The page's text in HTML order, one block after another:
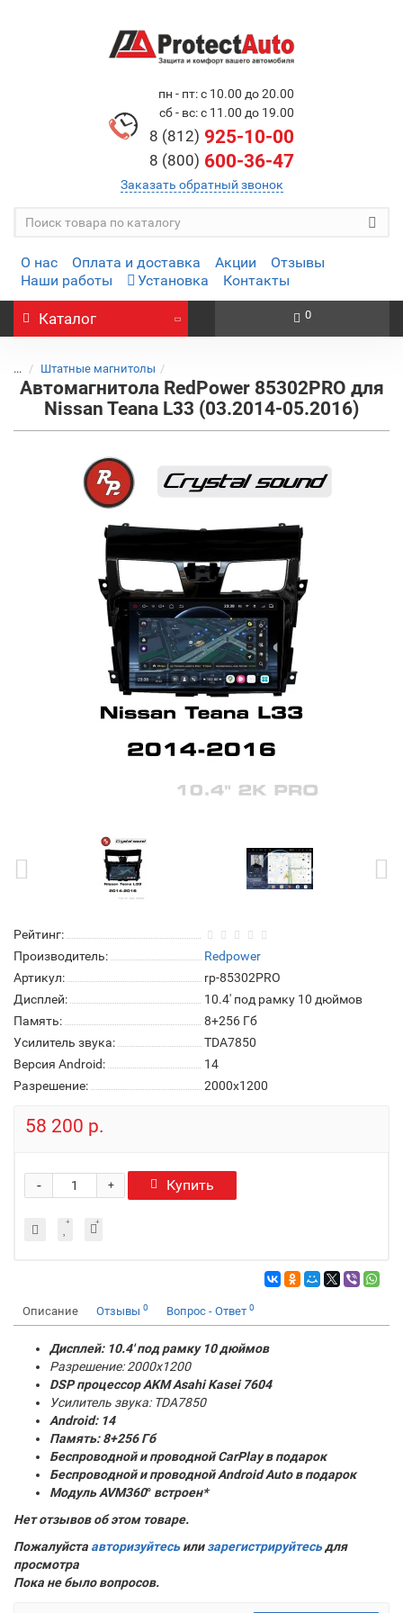
пн - пт: с 10.00 до 20.00
сб - вс: с 11.00 до 19.00
8 (812) 925-10-00
8 (800) 600-36-47
Заказать обратный звонок
О нас Оплата и доставка Акции
Отзывы
Наши работы
Установка Контакты
Каталог 0
... Штатные магнитолы
Автомагнитола RedPower 85302PRO для
Nissan Teana L33 (03.2014-05.2016)
Рейтинг:
Производитель:
Redpower
Артикул:
rp-85302PRO
Дисплей:
10.4' под рамку 10 дюймов
Память:
8+256 Гб
Усилитель звука:
TDA7850
Версия Android:
14
Разрешение:
2000x1200
58 200 р.
+
- Купить
Описание Отзывы 0 Вопрос - Ответ 0
Дисплей: 10.4' под рамку 10 дюймов
Разрешение: 2000x1200
DSP процессор AKM Asahi Kasei 7604
Усилитель звука: TDA7850
Android: 14
Память:8+256 Гб
Беспроводной и проводной CarPlay в подарок
Беспроводной и проводной Android Auto в подарок
Модуль AVM360° встроен*
Нет отзывов об этом товаре.
Пожалуйста авторизуйтесьилизарегистрируйтесьдля
просмотра
Пока не было вопросов.